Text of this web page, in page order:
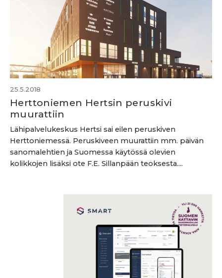
25.5.2018
Herttoniemen Hertsin peruskivi
muurattiin
Lähipalvelukeskus Hertsi sai eilen peruskiven
Herttoniemessä. Peruskiveen muurattiin mm. päivän
sanomalehtien ja Suomessa käytössä olevien
kolikkojen lisäksi ote F.E. Sillanpään teoksesta....